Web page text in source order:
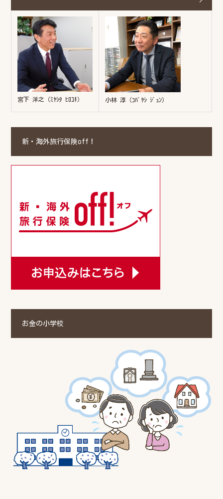
宮下 洋之（ﾐﾔｼﾀ ﾋﾛﾕｷ） 小林 淳（ｺﾊﾞﾔｼ ｼﾞｭﾝ）
新・海外旅行保険off！
お金の小学校